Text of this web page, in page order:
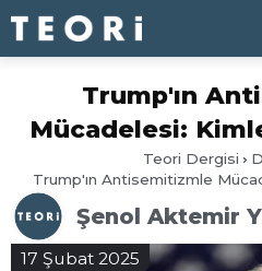
Trump'ın
Mücadelesi:
Teori Dergisi
Trump'ın Antisemitizmle
Şenol Aktemir
17 Şubat 2025